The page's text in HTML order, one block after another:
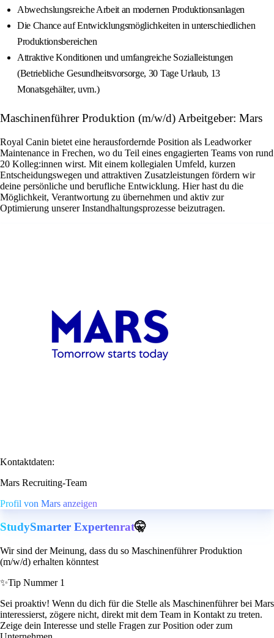
Abwechslungsreiche Arbeit an modernen Produktionsanlagen
Die Chance auf Entwicklungsmöglichkeiten in unterschiedlichen
Produktionsbereichen
Attraktive Konditionen und umfangreiche Sozialleistungen
(Betriebliche Gesundheitsvorsorge, 30 Tage Urlaub, 13
Monatsgehälter, uvm.)
Maschinenführer Produktion (m/w/d) Arbeitgeber: Mars
Royal Canin bietet eine herausfordernde Position als Leadworker
Maintenance in Frechen, wo du Teil eines engagierten Teams von rund
20 Kolleg:innen wirst. Mit einem kollegialen Umfeld, kurzen
Entscheidungswegen und attraktiven Zusatzleistungen fördern wir
deine persönliche und berufliche Entwicklung. Hier hast du die
Möglichkeit, Verantwortung zu übernehmen und aktiv zur
Optimierung unserer Instandhaltungsprozesse beizutragen.
Kontaktdaten:
Mars Recruiting-Team
Profil von Mars anzeigen
StudySmarter Expertenrat🤫
Wir sind der Meinung, dass du so Maschinenführer Produktion
(m/w/d) erhalten könntest
✨Tip Nummer 1
Sei proaktiv! Wenn du dich für die Stelle als Maschinenführer bei Mars
interessierst, zögere nicht, direkt mit dem Team in Kontakt zu treten.
Zeige dein Interesse und stelle Fragen zur Position oder zum